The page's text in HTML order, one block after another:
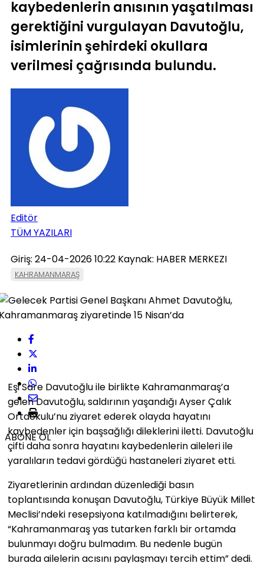
kaybedenlerin anısının yaşatılması
gerektiğini vurgulayan Davutoğlu,
isimlerinin şehirdeki okullara
verilmesi çağrısında bulundu.
Editör
TÜM YAZILARI
Giriş: 24-04-2026 10:22 Kaynak: HABER MERKEZI
KAHRAMANMARAŞ
ABONE OL
Eşi Sare Davutoğlu ile birlikte Kahramanmaraş’a
gelen Davutoğlu, saldırının yaşandığı Ayser Çalık
Ortaokulu’nu ziyaret ederek olayda hayatını
kaybedenler için başsağlığı dileklerini iletti. Davutoğlu
çifti daha sonra hayatını kaybedenlerin aileleri ile
yaralıların tedavi gördüğü hastaneleri ziyaret etti.
Ziyaretlerinin ardından düzenlediği basın
toplantısında konuşan Davutoğlu, Türkiye Büyük Millet
Meclisi’ndeki resepsiyona katılmadığını belirterek,
“Kahramanmaraş yas tutarken farklı bir ortamda
bulunmayı doğru bulmadım. Bu nedenle bugün
burada ailelerin acısını paylaşmayı tercih ettim” dedi.